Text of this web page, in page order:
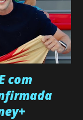
suspeitas pelo
que ele poderia
informa a Gabriel
paciente, que está
com